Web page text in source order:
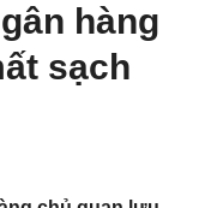
hàng
sạch